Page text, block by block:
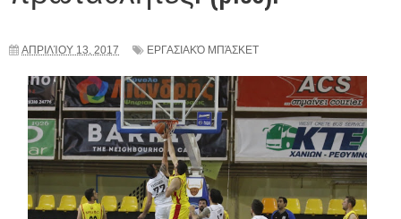
ΑΠΡΙΛΊΟΥ 13, 2017 ΕΡΓΑΣΙΑΚΌ ΜΠΆΣΚΕΤ